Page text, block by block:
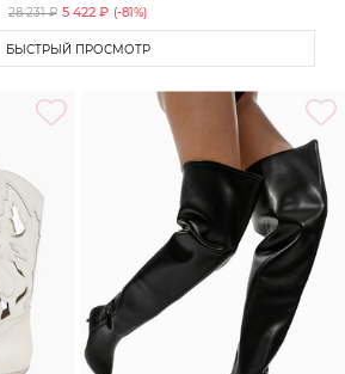
28 231 ₽ 5 422 ₽ (-81%)
БЫСТРЫЙ ПРОСМОТР